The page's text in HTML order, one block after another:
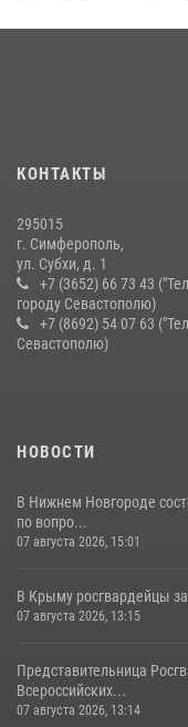
10 июля 2026, 15:10
КОНТАКТЫ
295015
г. Симферополь,
ул. Субхи, д. 1
+7 (3652) 66 73 43
городу Севастополю)
+7 (8692) 54 07 63
Севастополю)
НОВОСТИ
В Нижнем Новгороде
по вопро...
07 августа 2026, 15:01
В Крыму росгвардейцы
07 августа 2026, 13:15
Представительница
Всероссийских...
07 августа 2026, 13:14